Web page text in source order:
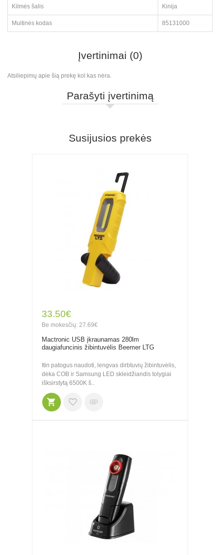
Kilmės šalis Kinija
Muitinės kodas 85131000
Įvertinimai (0)
Atsiliepimų apie šią prekę kol kas nėra.
Parašyti įvertinimą
Susijusios prekės
33.50€
Be mokesčių: 27.69€
Mactronic USB įkraunamas 280lm
daugiafuncinis žibintuvėlis Beemer LTG
Itin patogus naudoti, lengvas dirbtuvių žibintuvėlis,
dėka COB ir Samsung LED skleidžiandis tolygiai
išksirstytą 6500K š..